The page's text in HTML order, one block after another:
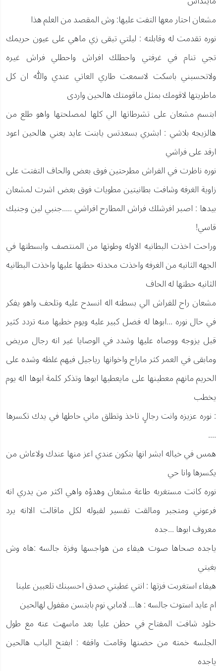
مشعان احتار معها التفت عليها: وش المقصد من العلم هذا
نوره تقدمت له وقابلته : ليلتي تبقى زي ماهي على عيون حريمك
تجي تنام في غرفتي واحطلك افراش واحطلي فراش غيره
ولاتحسبني باسكت لاسمعت طاري العاتي عندي والله ان كل
ماطريتها لاقومك بمثل ماقومتك هالحين واردى
ابتسم مشعان على تشرطاتها الي كلها لمصلحتها واهو طلع من
هالزيجه بلاشي : ابشري بسعدتس يابنت عايد يعني هالحين اعود
ارقد على فراشي
نوره ناظرت في الفراش مطرحتين فوق بعض والحاف التفتت على
زاوية الغرفه وشافت بطانيتين مطويات فوق بعض اشرت لمشعان
بيدها : اصبر افرشلك فراش المطارح افراشي .....جنبي لين وجنبك
قاسي!
وراحت اخذت البطانيه الاوله وطوتها من المنتصف وابسطتها في
الجهه الثانيه من الغرفه واخذت مخدته حطتها عليها واخذت البطانيه
الثانيه حطتها له الحاف
مشعان راح للفراش الي بسطته اله انسدح عليه وتلحف واهو يفكر
في حال نوره ...ابوها له فضل كبير عليه ويوم خطبها منه تردد كثير
قبل يزوجه ووصاه عليها وشدد في الوصايا غير انه رجال مريض
ومابقى في العمر كثر ماراح واخوانها رياجيل فيهم غلظه وشده على
الحريم مانهم معطينها على مايعطيها ابوها وتذكر كلمة ابوها اله يوم
يخطب
: نوره عزيزه وانت رجالٍ تاخذ وتطلق ماني حاطها في يدك تكسرها
....
همس في خياله ابشر انها بتكون عندي اعز منها عندك ولاعاش من
يكسرها وانا حي
نوره كانت مستغربه طاعة مشعان وهدؤه واهي اكثر من يدري انه
فرعوني ومتجبر ومالقت تفسير لقبوله لكل ماقالت الاانه يرد
معروف ابوها ...جده
ياجده صحاها صوت هيفاء من هواجسها وفزة جالسه :هاه وش
بغيتي
هيفاء استغربت فزتها : انتي غطيتي صدق احسبنك تلعبين علينا
ام عايد استوت جالسه : ها... لامابي نوم بابتسن مقفول لهالحين
خلود شافت المفتاح في حظن عليا بعد ماسهت عنه مع طول
الجلسه خمته من حضنها وقامت واقفه : ابفتح الباب هالحين
ياجده